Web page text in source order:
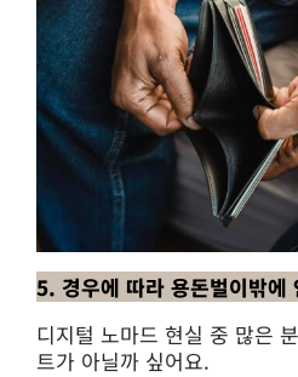
5. 경우에 따라 용돈벌이밖에
디지털 노마드 현실 중 많은
트가 아닐까 싶어요.